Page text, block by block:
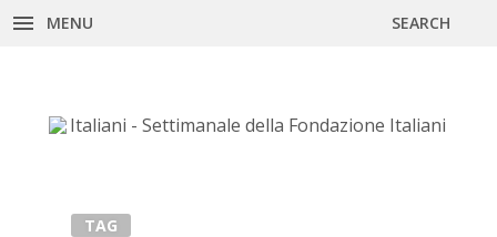
MENU SEARCH
TAG